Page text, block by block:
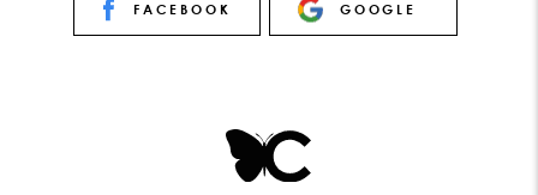
FACEBOOK GOOGLE